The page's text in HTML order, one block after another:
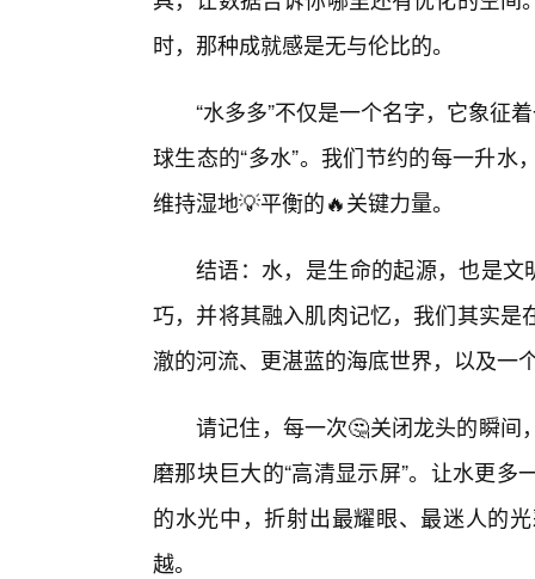
时，那种成就感是无与伦比的。
“水多多”不仅是一个名字，它象征
球生态的“多水”。我们节约的每一升
维持湿地💡平衡的🔥关键力量。
结语：水，是生命的起源，也是文
巧，并将其融入肌肉记忆，我们其实
澈的河流、更湛蓝的海底世界，以及一
请记住，每一次🤔关闭龙头的瞬间
磨那块巨大的“高清显示屏”。让水更
的水光中，折射出最耀眼、最迷人的
越。